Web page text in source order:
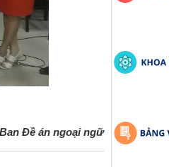
Đề án ngoại ngữ